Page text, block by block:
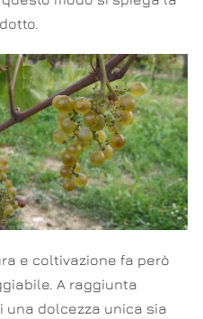
e coltivazione fa però
A raggiunta
una dolcezza unica sia